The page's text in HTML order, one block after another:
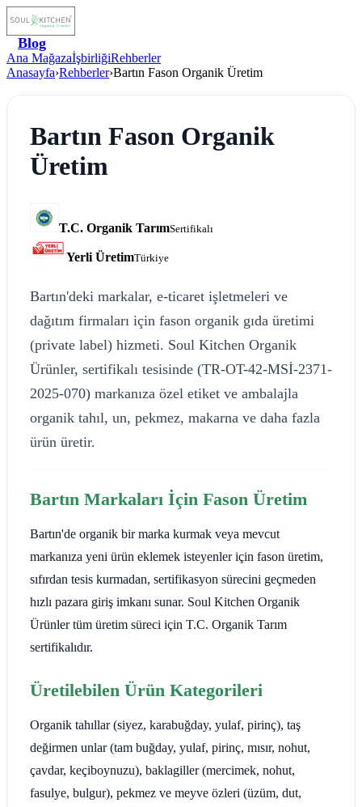
Blog
Ana MağazaİşbirliğiRehberler
Anasayfa›Rehberler›Bartın Fason Organik Üretim
Bartın Fason Organik
Üretim
T.C. Organik TarımSertifikalı
Yerli ÜretimTürkiye
Bartın'deki markalar, e-ticaret işletmeleri ve
dağıtım firmaları için fason organik gıda üretimi
(private label) hizmeti. Soul Kitchen Organik
Ürünler, sertifikalı tesisinde (TR-OT-42-MSİ-2371-
2025-070) markanıza özel etiket ve ambalajla
organik tahıl, un, pekmez, makarna ve daha fazla
ürün üretir.
Bartın Markaları İçin Fason Üretim
Bartın'de organik bir marka kurmak veya mevcut
markanıza yeni ürün eklemek isteyenler için fason üretim,
sıfırdan tesis kurmadan, sertifikasyon sürecini geçmeden
hızlı pazara giriş imkanı sunar. Soul Kitchen Organik
Ürünler tüm üretim süreci için T.C. Organik Tarım
sertifikalıdır.
Üretilebilen Ürün Kategorileri
Organik tahıllar (siyez, karabuğday, yulaf, pirinç), taş
değirmen unlar (tam buğday, yulaf, pirinç, mısır, nohut,
çavdar, keçiboynuzu), baklagiller (mercimek, nohut,
fasulye, bulgur), pekmez ve meyve özleri (üzüm, dut,